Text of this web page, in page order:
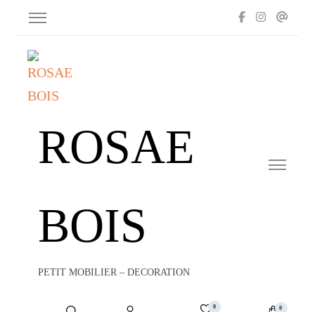
ROSAE
BOIS
PETIT MOBILIER – DECORATION
0 0